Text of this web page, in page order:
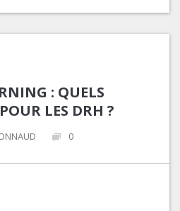
: QUELS
LES DRH ?
0